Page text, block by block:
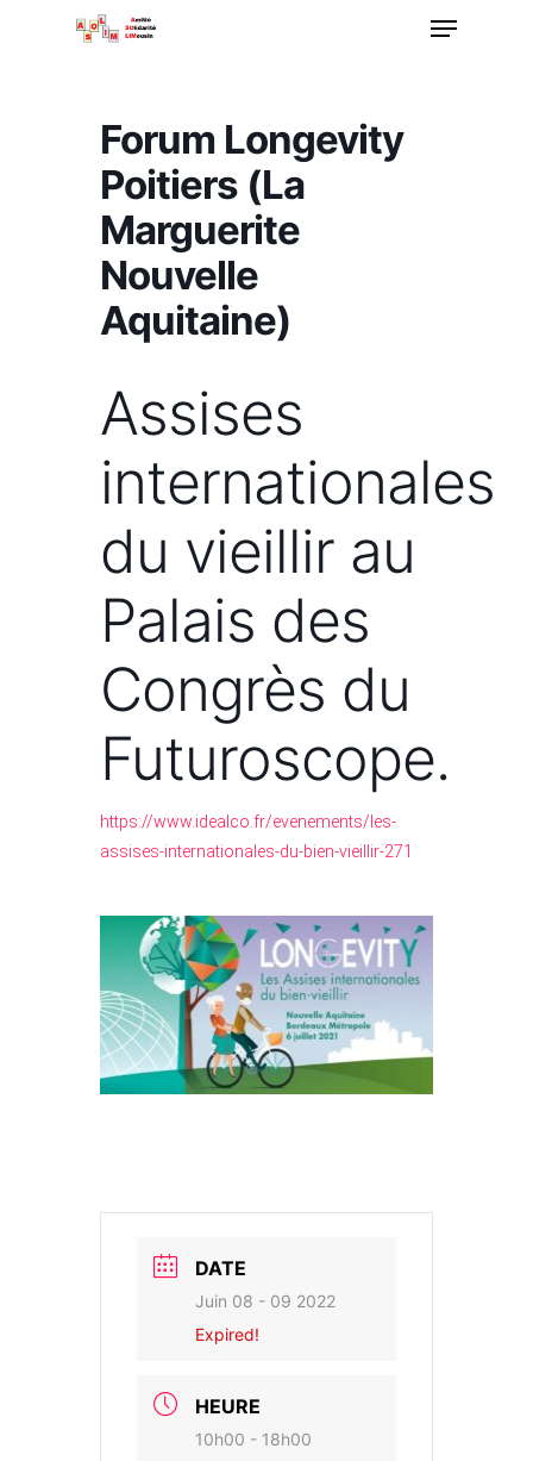
Menu
Forum Longevity
Poitiers (La
Marguerite
Nouvelle
Aquitaine)
Assises
internationales
du vieillir au
Palais des
Congrès du
Futuroscope.
https://www.idealco.fr/evenements/les-
assises-internationales-du-bien-vieillir-271
DATE
Juin 08 - 09 2022
Expired!
HEURE
10h00 - 18h00